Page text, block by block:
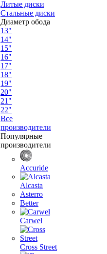
Литые диски
Стальные диски
Диаметр обода
13"
14"
15"
16"
17"
18"
19"
20"
21"
22"
Все
производители
Популярные
производители
Accuride
Alcasta
Asterro
Better
Carwel
Cross Street